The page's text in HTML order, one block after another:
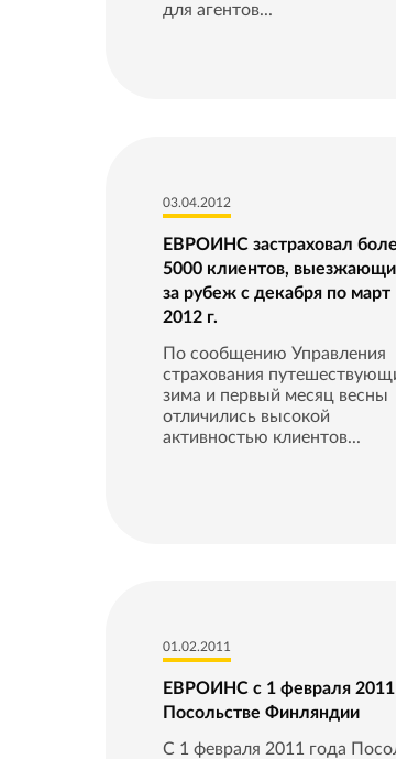
для агентов...
03.04.2012
ЕВРОИНС застраховал
5000 клиентов,
за рубеж с декабря по март
2012 г.
По сообщению Управления
страхования
зима и первый месяц весны
отличились высокой
активностью клиентов...
01.02.2011
ЕВРОИНС с 1 февраля 2011
Посольстве Финляндии
С 1 февраля 2011 года